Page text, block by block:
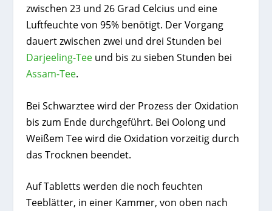
zwischen 23 und 26 Grad Celcius und eine
Luftfeuchte von 95% benötigt. Der Vorgang
dauert zwischen zwei und drei Stunden bei
Darjeeling-Teeund bis zu sieben Stunden bei
Assam-Tee.
Bei Schwarztee wird der Prozess der Oxidation
bis zum Ende durchgeführt. Bei Oolong und
Weißem Tee wird die Oxidation vorzeitig durch
das Trocknen beendet.
Auf Tabletts werden die noch feuchten
Teeblätter, in einer Kammer, von oben nach